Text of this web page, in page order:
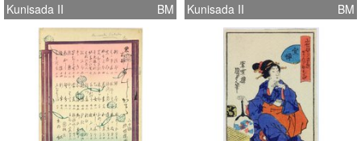
Kunisada II BM Kunisada II BM